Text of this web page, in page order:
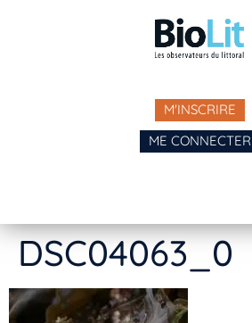
M'INSCRIRE
ME CONNECTER
DSC04063_0